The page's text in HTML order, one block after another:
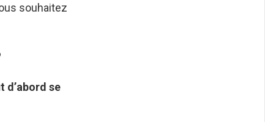
souhaitez
d’abord se